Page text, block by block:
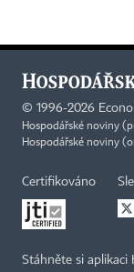
© 1996-2026
Hospodářské noviny
Hospodářské noviny
Certifikováno
Stáhněte si aplikaci